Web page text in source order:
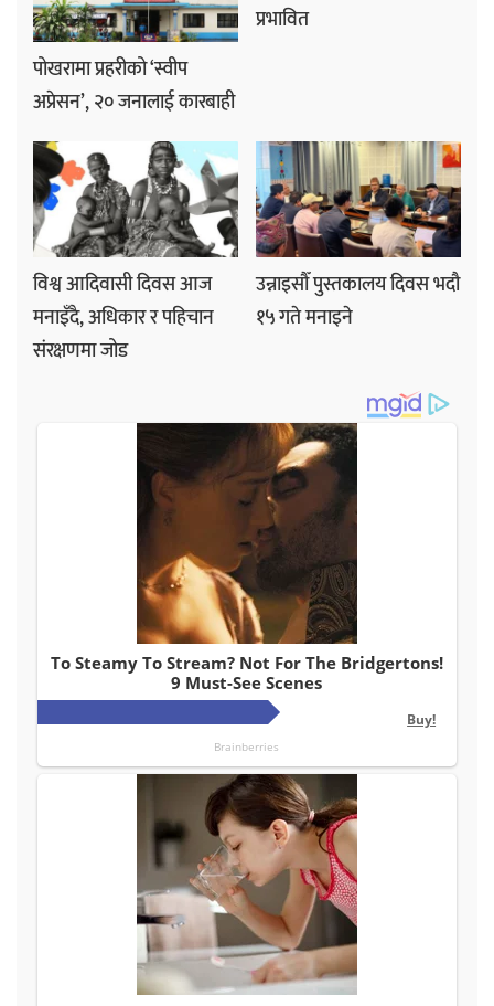
पोखरामा प्रहरीको ‘स्वीप
अप्रेसन’, २० जनालाई कारबाही
प्रभावित
विश्व आदिवासी दिवस आज
मनाइँदै, अधिकार र पहिचान
संरक्षणमा जोड
उन्नाइसौँ पुस्तकालय दिवस भदौ
१५ गते मनाइने